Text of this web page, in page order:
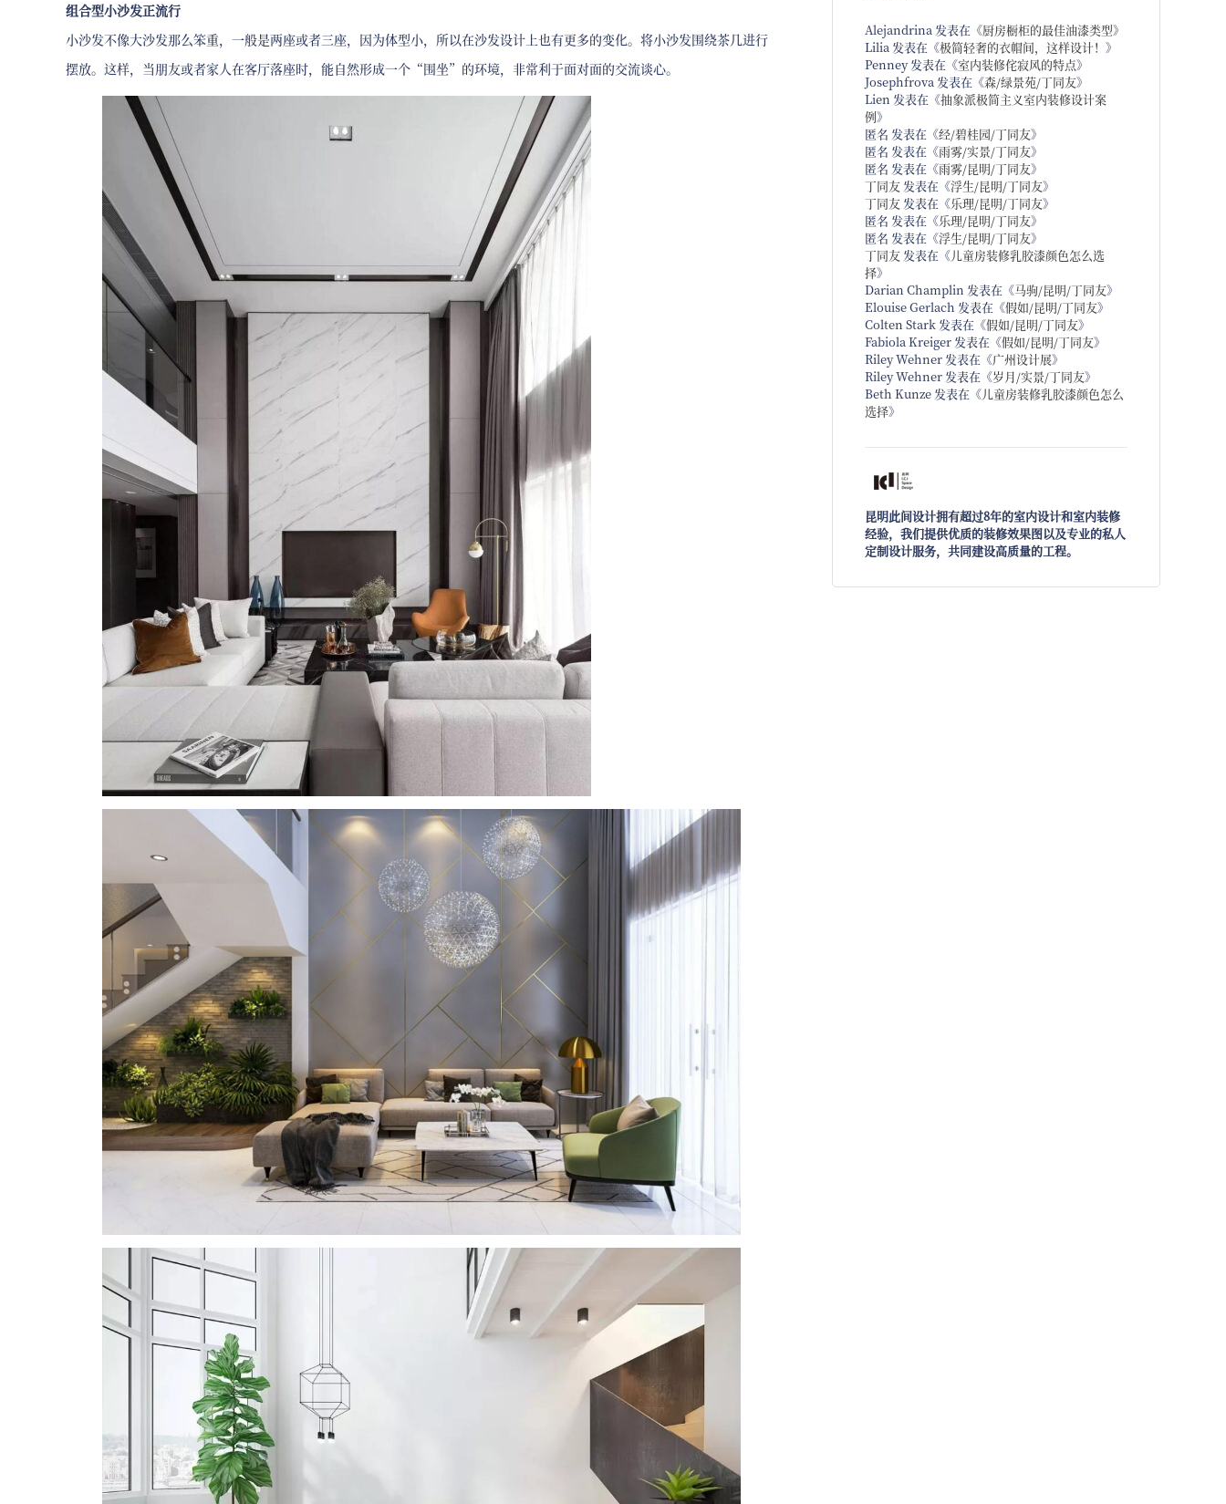
组合型小沙发正流行
小沙发不像大沙发那么笨重，一般是两座或者三座，因为体型小，所以在沙发设计上也有更多的变化。将小沙发围绕茶几进行
摆放。这样，当朋友或者家人在客厅落座时，能自然形成一个“围坐”的环境，非常利于面对面的交流谈心。
Alejandrina 发表在《厨房橱柜的最佳油漆类型》
Lilia 发表在《极简轻奢的衣帽间，这样设计！ 》
Penney发表在《室内装修侘寂风的特点》
Josephfrova 发表在《森/绿景苑/丁同友》
Lien 发表在《抽象派极简主义室内装修设计案
例》
匿名 发表在《经/碧桂园/丁同友》
匿名 发表在《雨雾/实景/丁同友》
匿名 发表在《雨雾/昆明/丁同友》
丁同友 发表在《浮生/昆明/丁同友》
丁同友 发表在《乐理/昆明/丁同友》
匿名 发表在《乐理/昆明/丁同友》
匿名 发表在《浮生/昆明/丁同友》
丁同友 发表在《儿童房装修乳胶漆颜色怎么选
择》
Darian Champlin 发表在《马驹/昆明/丁同友》
Elouise Gerlach 发表在《假如/昆明/丁同友》
Colten Stark 发表在《假如/昆明/丁同友》
Fabiola Kreiger 发表在《假如/昆明/丁同友》
Riley Wehner 发表在《广州设计展》
Riley Wehner 发表在《岁月/实景/丁同友》
Beth Kunze 发表在《儿童房装修乳胶漆颜色怎么
选择》
昆明此间设计拥有超过8年的室内设计和室内装修
经验，我们提供优质的装修效果图以及专业的私人
定制设计服务，共同建设高质量的工程。